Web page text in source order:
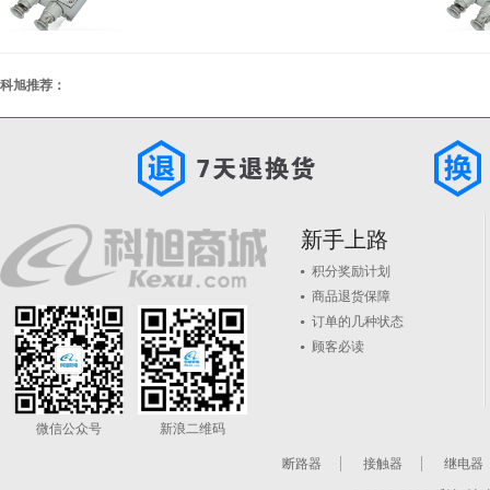
科旭推荐：
微信公众号 新浪二维码
新手上路
积分奖励计划
商品退货保障
订单的几种状态
顾客必读
断路器 接触器 继电器